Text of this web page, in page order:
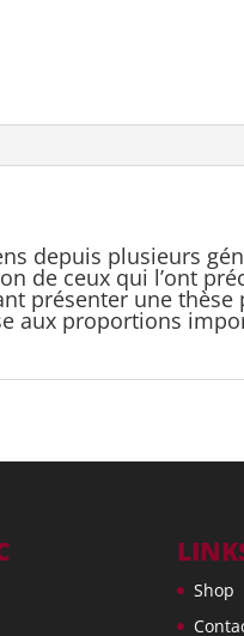
depuis plusieurs
de ceux qui l’ont
présenter une
aux proportions
Shop